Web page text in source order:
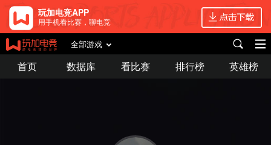
玩加电竞APP
用手机看比赛，聊电竞
全部游戏
首页 数据库 看比赛 排行榜 英雄榜